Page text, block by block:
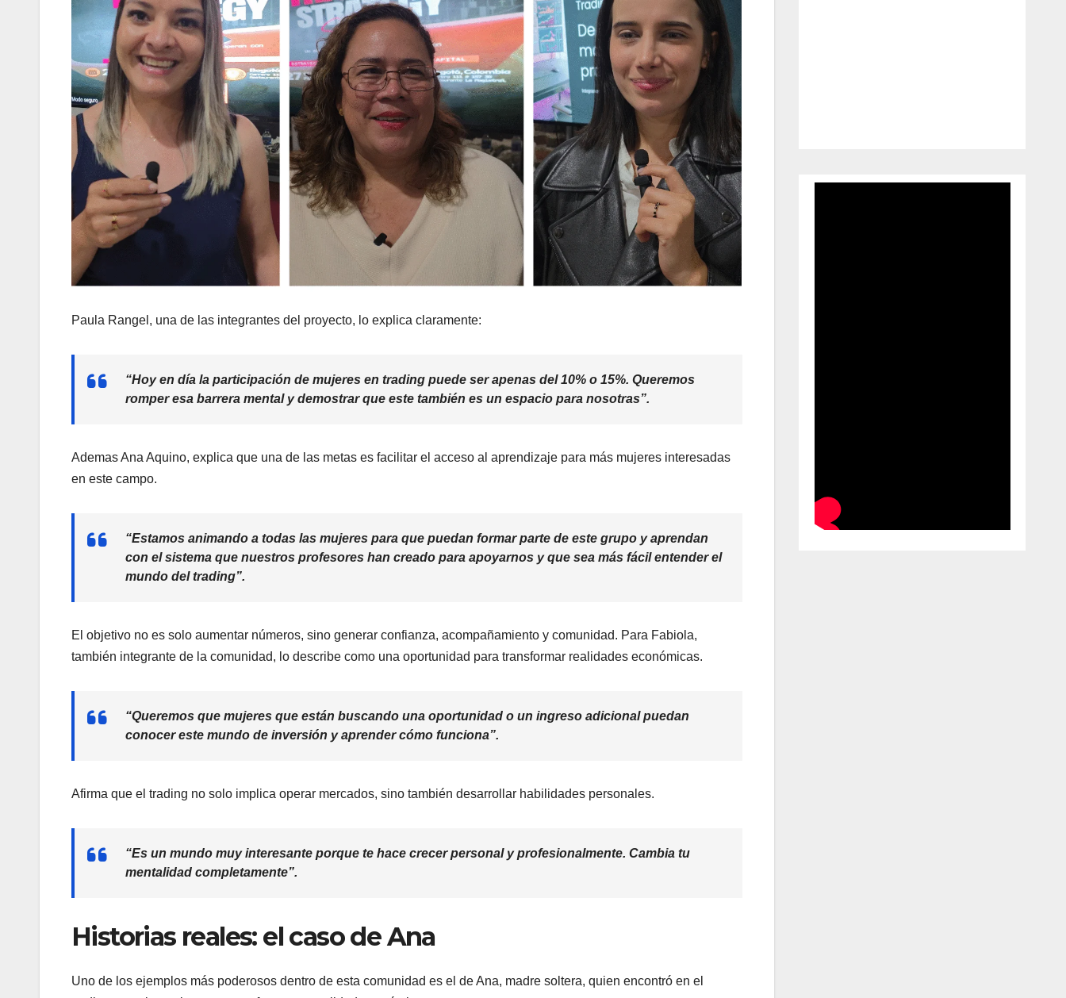
Paula Rangel, una de las integrantes del proyecto, lo explica claramente:
“Hoy en día la participación de mujeres en trading puede ser apenas del 10% o 15%. Queremos
romper esa barrera mental y demostrar que este también es un espacio para nosotras”.
Ademas Ana Aquino, explica que una de las metas es facilitar el acceso al aprendizaje para más mujeres interesadas
en este campo.
“Estamos animando a todas las mujeres para que puedan formar parte de este grupo y aprendan
con el sistema que nuestros profesores han creado para apoyarnos y que sea más fácil entender el
mundo del trading”.
El objetivo no es solo aumentar números, sino generar confianza, acompañamiento y comunidad. Para Fabiola,
también integrante de la comunidad, lo describe como una oportunidad para transformar realidades económicas.
“Queremos que mujeres que están buscando una oportunidad o un ingreso adicional puedan
conocer este mundo de inversión y aprender cómo funciona”.
Afirma que el trading no solo implica operar mercados, sino también desarrollar habilidades personales.
“Es un mundo muy interesante porque te hace crecer personal y profesionalmente. Cambia tu
mentalidad completamente”.
Historias reales: el caso de Ana
Uno de los ejemplos más poderosos dentro de esta comunidad es el de Ana, madre soltera, quien encontró en el